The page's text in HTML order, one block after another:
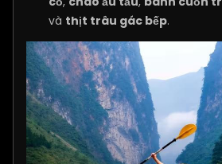
và thịt trâu gác bếp.